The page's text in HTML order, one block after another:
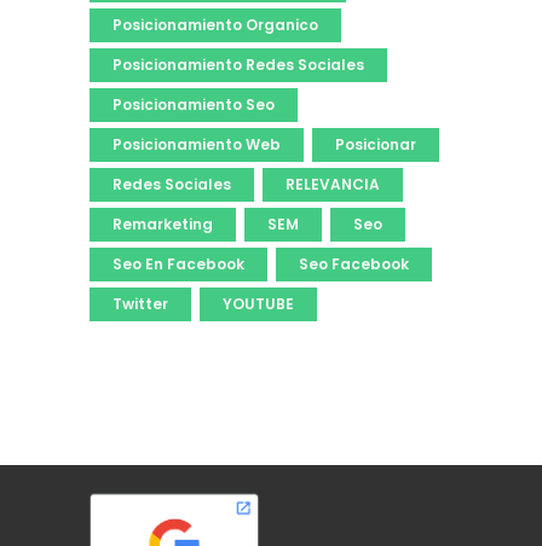
Posicionamiento Organico
Posicionamiento Redes Sociales
Posicionamiento Seo
Posicionamiento Web
Posicionar
Redes Sociales
RELEVANCIA
Remarketing
SEM
Seo
Seo En Facebook
Seo Facebook
Twitter
YOUTUBE